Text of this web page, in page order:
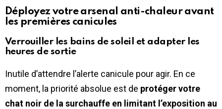
Déployez votre arsenal anti-chaleur avant
les premières canicules
Verrouiller les bains de soleil et adapter les
heures de sortie
Inutile d’attendre l’alerte canicule pour agir. En ce
moment, la priorité absolue est de protéger votre
chat noir de la surchauffe en limitant l’exposition au